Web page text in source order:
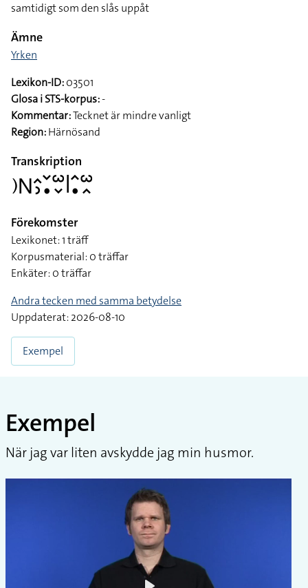
samtidigt som den slås uppåt
Ämne
Yrken
Lexikon-ID:03501
Glosa i STS-korpus:-
Kommentar:Tecknet är mindre vanligt
Region:Härnösand
Transkription
􌤊􌥌􌤵􌤶􌥧􌥡􌥱􌦀􌥼􌥦􌥡􌥱􌥿
Förekomster
Lexikonet: 1 träff
Korpusmaterial: 0 träffar
Enkäter: 0 träffar
Andra tecken med samma betydelse
Uppdaterat: 2026-08-10
Exempel
Exempel
När jag var liten avskydde jag min husmor.